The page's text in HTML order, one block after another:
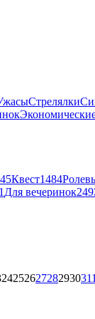
Стрелялки
Квест1484
Для вечеринок249
24252627282930311